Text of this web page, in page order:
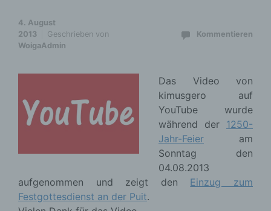
4. August
2013
Geschrieben von
WoigaAdmin
Kommentieren
Das Video von
kimusgero auf
YouTube wurde
während der 1250-
Jahr-Feier am
Sonntag den
04.08.2013
aufgenommen und zeigt den Einzug zum
Festgottesdienst an der Puit.